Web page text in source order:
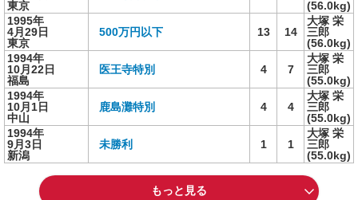
東京
(56.0kg)
1995年
4月29日
東京
500万円以下 13 14
大塚 栄
三郎
(56.0kg)
1994年
10月22日
福島
医王寺特別 4 7
大塚 栄
三郎
(55.0kg)
1994年
10月1日
中山
鹿島灘特別 4 4
大塚 栄
三郎
(55.0kg)
1994年
9月3日
新潟
未勝利 1 1
大塚 栄
三郎
(55.0kg)
もっと見る